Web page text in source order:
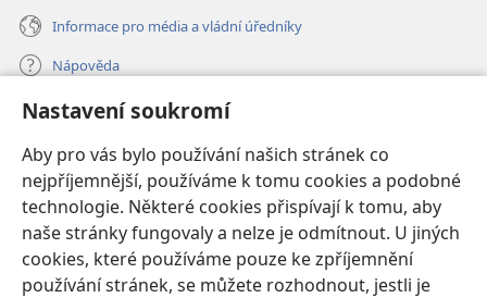
Nastavení soukromí
Aby pro vás bylo používání našich stránek co
nejpříjemnější, používáme k tomu cookies a podobné
technologie. Některé cookies přispívají k tomu, aby
naše stránky fungovaly a nelze je odmítnout. U jiných
cookies, které používáme pouze ke zpříjemnění
používání stránek, se můžete rozhodnout, jestli je
Informace pro média a vládní úředníky
Nápověda
Dary
nové
okno) ONLINE KNIHOVNA Strážné věže
(otevřeno
nové
okno)JW Hub®
(otevřeno
nové
okno)JW Library